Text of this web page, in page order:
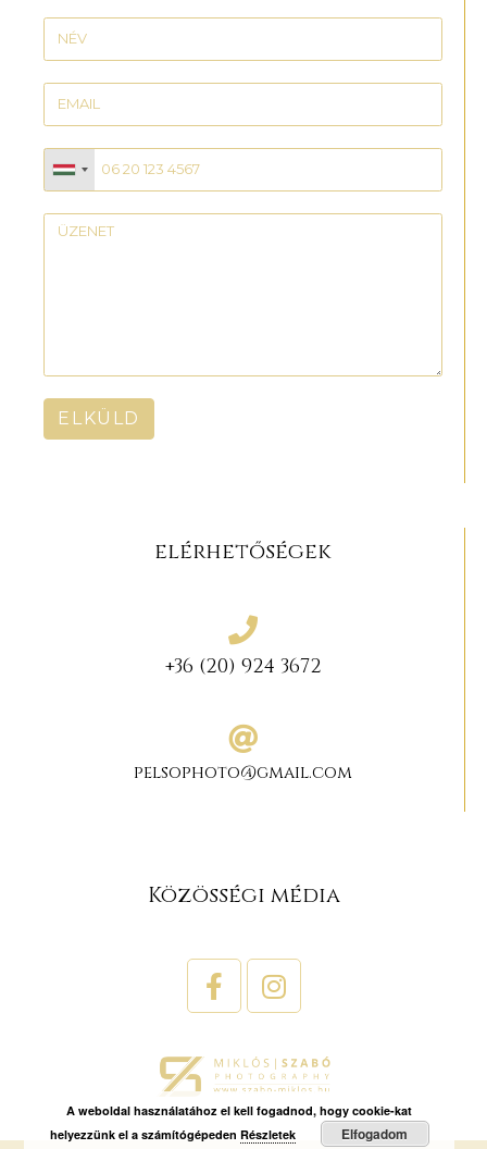
ELKÜLD
elérhetőségek
+36 (20) 924 3672
pelsophoto@gmail.com
Közösségi média
A weboldal használatához el kell fogadnod, hogy cookie-kat
helyezzünk el a számítógépeden Részletek Elfogadom